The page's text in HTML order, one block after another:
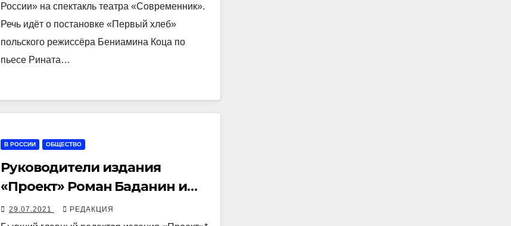
России» на спектакль театра «Современник».
Речь идёт о постановке «Первый хлеб»
польского режиссёра Бениамина Коца по
пьесе Рината…
В РОССИИ ОБЩЕСТВО
Руководители издания
«Проект» Роман Баданин и
Михаил Рубин покинули
29.07.2021 РЕДАКЦИЯ